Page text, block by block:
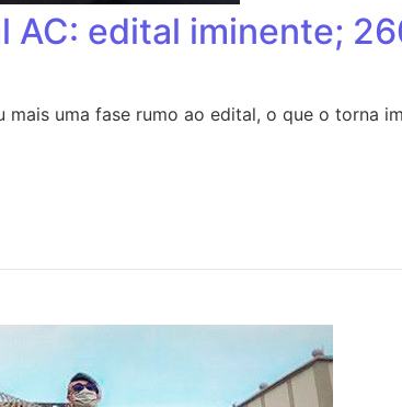
AC: edital iminente;
mais uma fase rumo ao edital, o que o torna